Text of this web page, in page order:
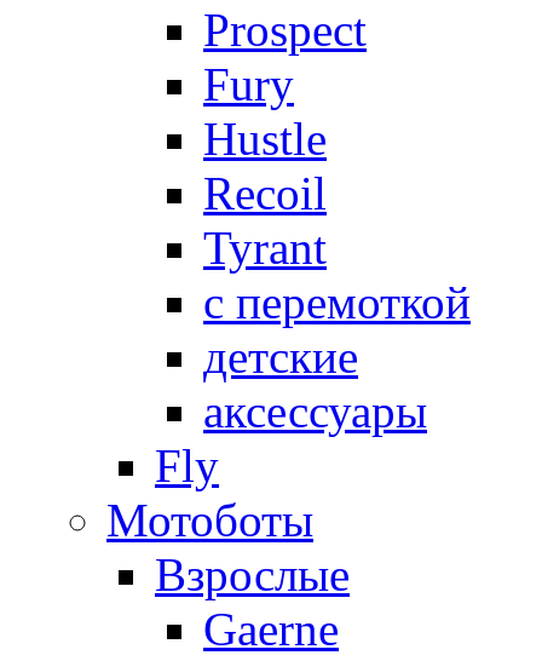
Prospect
Fury
Hustle
Recoil
Tyrant
с перемоткой
детские
аксессуары
Fly
Мотоботы
Взрослые
Gaerne